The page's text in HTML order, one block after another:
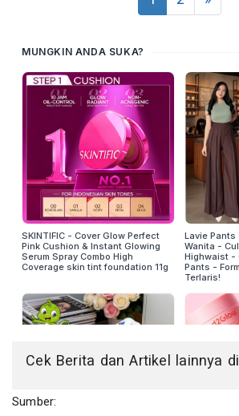
Cek Berita dan Artikel lainnya di
Sumber: